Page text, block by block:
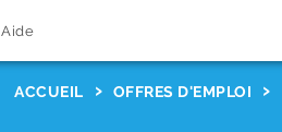
Aide
ACCUEIL OFFRES D'EMPLOI